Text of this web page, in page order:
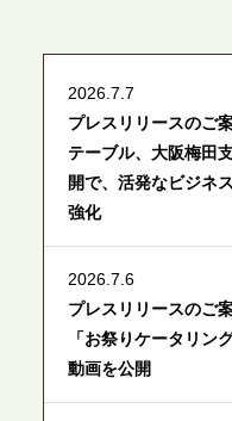
2026.7.7
プレスリリースのご
テーブル、大阪梅田
開で、活発なビジネ
強化
2026.7.6
プレスリリースのご
「お祭りケータリン
動画を公開